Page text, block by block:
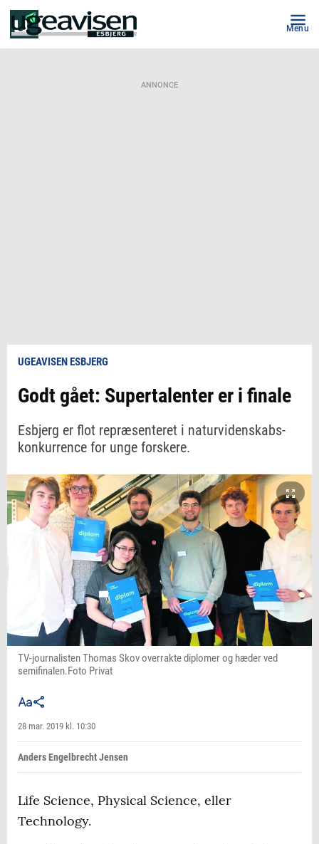
Menu
ANNONCE
UGEAVISEN ESBJERG
Godt gået: Supertalenter er i finale
Esbjerg er flot repræsenteret i naturvidenskabs-
konkurrence for unge forskere.
TV-journalisten Thomas Skov overrakte diplomer og hæder ved
semifinalen.Foto Privat
28 mar. 2019 kl. 10:30
Anders Engelbrecht Jensen
Life Science, Physical Science, eller
Technology.